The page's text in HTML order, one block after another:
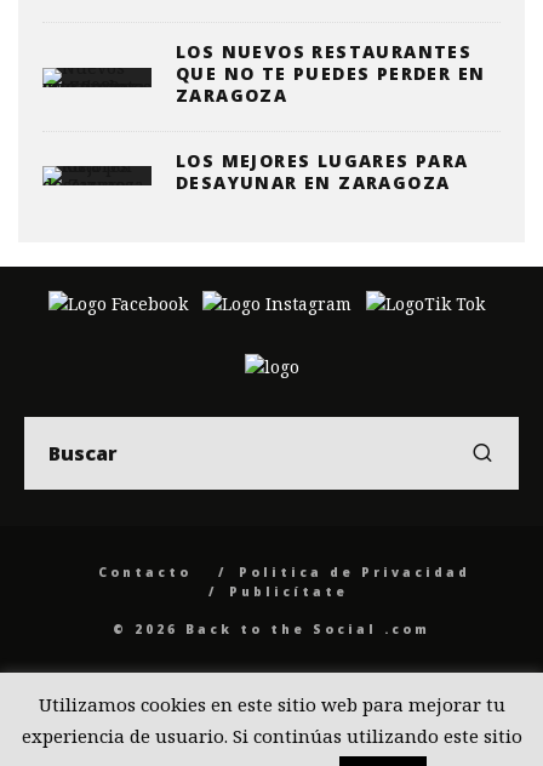
LOS NUEVOS RESTAURANTES
QUE NO TE PUEDES PERDER EN
ZARAGOZA
LOS MEJORES LUGARES PARA
DESAYUNAR EN ZARAGOZA
Contacto
Politica de Privacidad
Publicítate
© 2026 Back to the Social .com
Utilizamos cookies en este sitio web para mejorar tu
experiencia de usuario. Si continúas utilizando este sitio